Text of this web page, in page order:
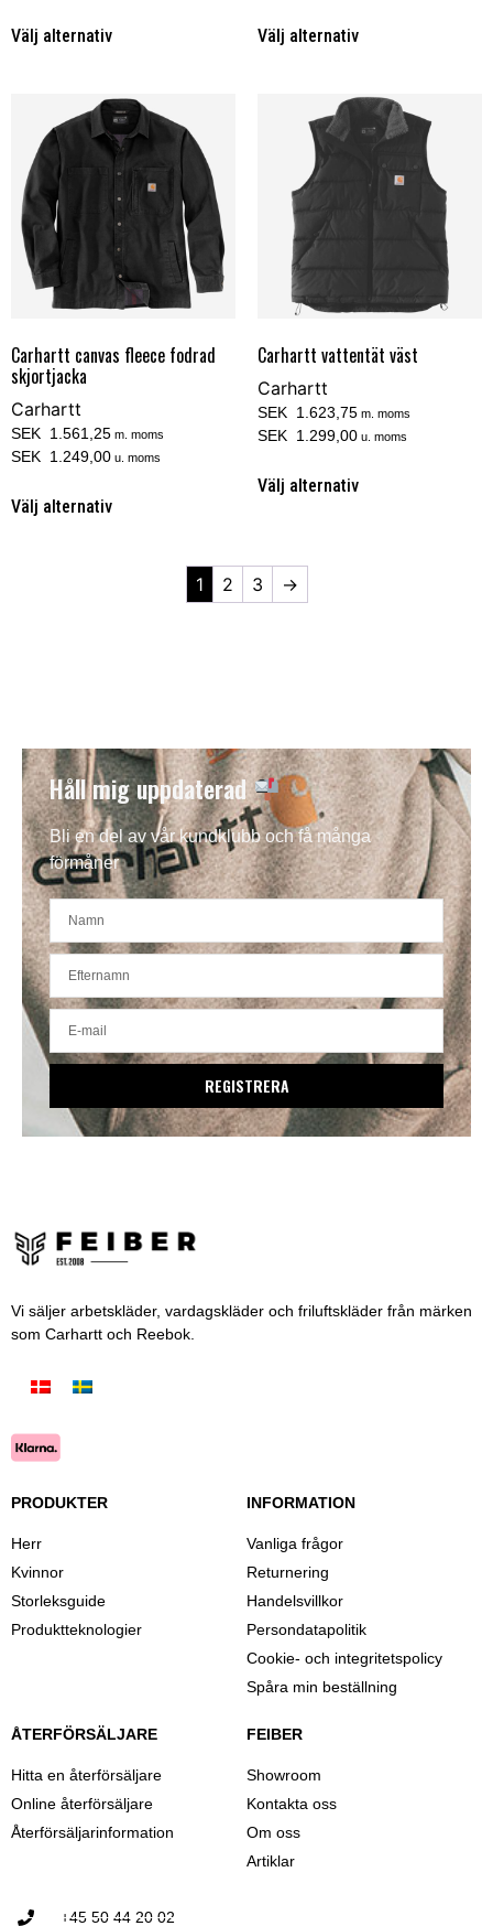
Välj alternativ Välj alternativ
Carhartt canvas fleece fodrad
skjortjacka
Carhartt
SEK 1.561,25 m. moms
SEK 1.249,00 u. moms
Välj alternativ
Carhartt vattentät väst
Carhartt
SEK 1.623,75 m. moms
SEK 1.299,00 u. moms
Välj alternativ
1 2 3 →
Håll mig uppdaterad
Bli en del av vår kundklubb och få många
förmåner
REGISTRERA
Vi säljer arbetskläder, vardagskläder och friluftskläder från märken
som Carhartt och Reebok.
PRODUKTER
Herr
Kvinnor
Storleksguide
Produktteknologier
INFORMATION
Vanliga frågor
Returnering
Handelsvillkor
Persondatapolitik
Cookie- och integritetspolicy
Spåra min beställning
ÅTERFÖRSÄLJARE
Hitta en återförsäljare
Online återförsäljare
Återförsäljarinformation
FEIBER
Showroom
Kontakta oss
Om oss
Artiklar
+45 50 44 20 02